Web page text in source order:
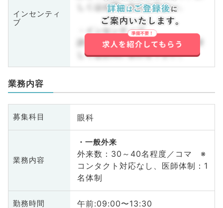
インセンティ
ブ
しくはお問い合わせ下さい。
・インセンティブ
詳しくはお問い合わせ下さい。詳
しくはお問い合わせ下さい。
業務内容
募集科目 眼科
業務内容
一般外来
外来数：30～40名程度／コマ ※
コンタクト対応なし、医師体制：1
名体制
勤務時間 午前:09:00〜13:30